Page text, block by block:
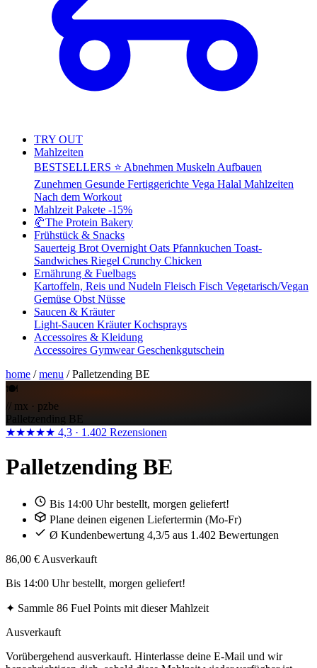
TRY OUT
Mahlzeiten
BESTSELLERS ⭐ Abnehmen Muskeln Aufbauen
Zunehmen Gesunde Fertiggerichte Vega Halal Mahlzeiten
Nach dem Workout
Mahlzeit Pakete -15%
🥐The Protein Bakery
Frühstück & Snacks
Sauerteig Brot Overnight Oats Pfannkuchen Toast-
Sandwiches Riegel Crunchy Chicken
Ernährung & Fuelbags
Kartoffeln, Reis und Nudeln Fleisch Fisch Vegetarisch/Vegan
Gemüse Obst Nüsse
Saucen & Kräuter
Light-Saucen KräuterKochsprays
Accessoires & Kleidung
Accessoires GymwearGeschenkgutschein
home / menu / Palletzending BE
🍽️
// mx · pzbe
Palletzending BE
★★★★★ 4,3 · 1.402 Rezensionen
Palletzending BE
Bis 14:00 Uhr bestellt, morgen geliefert!
Plane deinen eigenen Liefertermin (Mo-Fr)
Ø Kundenbewertung 4,3/5 aus 1.402 Bewertungen
86,00 € Ausverkauft
Bis 14:00 Uhr bestellt, morgen geliefert!
✦ Sammle 86 Fuel Points mit dieser Mahlzeit
Ausverkauft
Vorübergehend ausverkauft. Hinterlasse deine E-Mail und wir